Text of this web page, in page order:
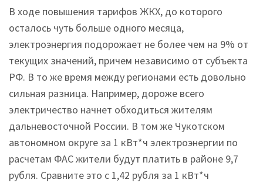
В ходе повышения тарифов ЖКХ, до которого
осталось чуть больше одного месяца,
электроэнергия подорожает не более чем на 9% от
текущих значений, причем независимо от субъекта
РФ. В то же время между регионами есть довольно
сильная разница. Например, дороже всего
электричество начнет обходиться жителям
дальневосточной России. В том же Чукотском
автономном округе за 1 кВт*ч электроэнергии по
расчетам ФАС жители будут платить в районе 9,7
рубля. Сравните это с 1,42 рубля за 1 кВт*ч